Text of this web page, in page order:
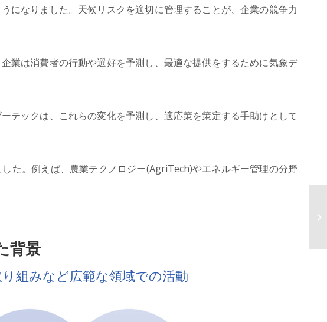
になりました。天候リスクを適切に管理することが、企業の競争力
業は消費者の行動や選好を予測し、最適な提供をするために気象デ
テックは、これらの変化を予測し、適応策を策定する手助けとして
た。例えば、農業テクノロジー(AgriTech)やエネルギー管理の分野
背景
組みなど広範な領域での活動